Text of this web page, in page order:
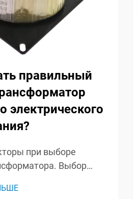
правильный
электрического
при выборе
Выбор
— это важное